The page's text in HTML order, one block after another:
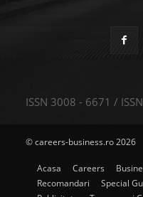
ISSN 3008 - 6671 /
© careers-business.ro 2026
Acasa Careers
Recomandari
Special